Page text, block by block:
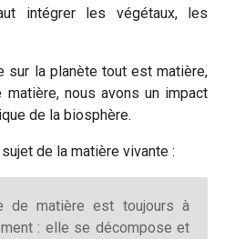
intégrer les végétaux, les
sur la planète tout est matière,
nous avons un impact
de la biosphère.
de la matière vivante :
de matière est toujours à
: elle se décompose et